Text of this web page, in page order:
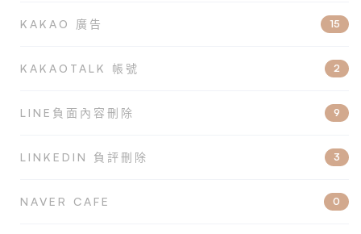
KAKAO 廣告 15
KAKAOTALK 帳號 2
LINE負面內容刪除 9
LINKEDIN 負評刪除 3
NAVER CAFE 0